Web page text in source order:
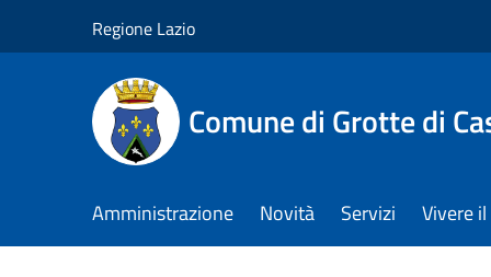
Regione Lazio
Comune di Grotte di
Amministrazione Novità Servizi Vivere